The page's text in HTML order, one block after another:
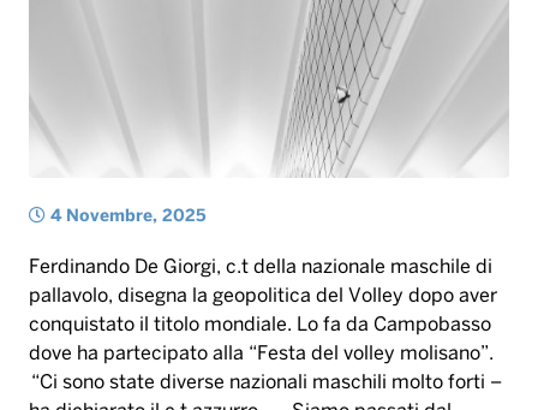
4 Novembre, 2025
Ferdinando De Giorgi, c.t della nazionale maschile di
pallavolo, disegna la geopolitica del Volley dopo aver
conquistato il titolo mondiale. Lo fa da Campobasso
dove ha partecipato alla “Festa del volley molisano”.
“Ci sono state diverse nazionali maschili molto forti –